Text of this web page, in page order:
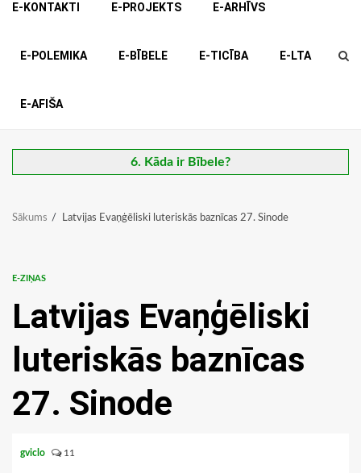
E-KONTAKTI E-PROJEKTS E-ARHĪVS
E-POLEMIKA E-BĪBELE E-TICĪBA E-LTA
E-AFIŠA
6. Kāda ir Bībele?
Sākums Latvijas Evaņģēliski luteriskās baznīcas 27. Sinode
E-ZIŅAS
Latvijas Evaņģēliski
luteriskās baznīcas
27. Sinode
gviclo 11